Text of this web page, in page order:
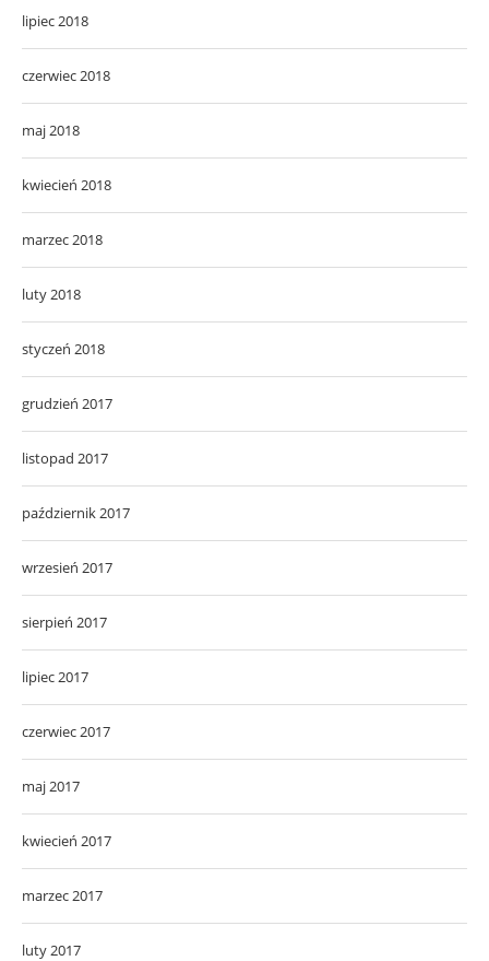
lipiec 2018
czerwiec 2018
maj 2018
kwiecień 2018
marzec 2018
luty 2018
styczeń 2018
grudzień 2017
listopad 2017
październik 2017
wrzesień 2017
sierpień 2017
lipiec 2017
czerwiec 2017
maj 2017
kwiecień 2017
marzec 2017
luty 2017